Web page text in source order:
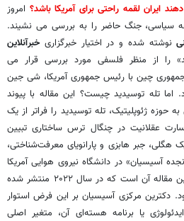
ایران لقمه راحتی برای آمریکا باشد؟ امروز
سیاسی، جنگ حاضر را به بررسی می نشیند.
نوشته شده و در اختیار خبرگزاریخبرآنلاین
را از منظر فلسفی مورد بررسی قرار می
چین با رئیس جمهوری آمریکا، شی جین
اما تله توسیدید چیست؟ این مقاله با پیوند
ژئوپلیتیک، تله توسیدید را فراتر از یک
عقلانیت در چنگال ترس ساختاری تبیین
هگلی، جبر هابزی و پارانویای معرفت‌شناختی،
آسیسیان» در دانشگاه نیروی هوایی آمریکا
می‌پردازد. با این همه نکته مهم این مقاله آن است که در سال ۲۰۲۲ منتشر شده
دکترین مرکزی آسیسیان بر این فرض استوار
یا برنامه هسته‌ای آن، متغیر اصلی